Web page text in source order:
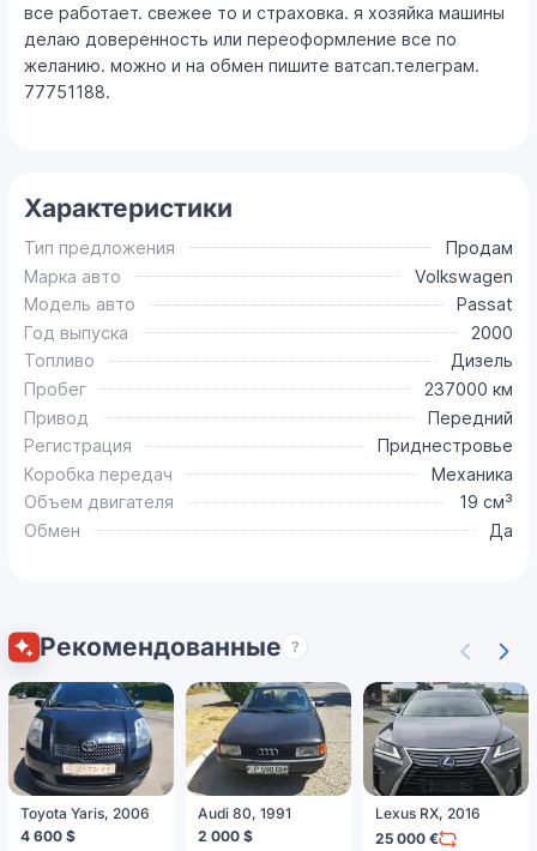
все работает. свежее то и страховка. я хозяйка машины
делаю доверенность или переоформление все по
желанию. можно и на обмен пишите ватсап.телеграм.
77751188.
Характеристики
Тип предложения
Продам
Марка авто
Volkswagen
Модель авто
Passat
Год выпуска
2000
Топливо
Дизель
Пробег
237000 км
Привод
Передний
Регистрация
Приднестровье
Коробка передач
Механика
Объем двигателя
19 см³
Обмен
Да
Рекомендованные ?
Toyota Yaris, 2006
4 600 $
Audi 80, 1991
2 000 $
Lexus RX, 2016
25 000 €